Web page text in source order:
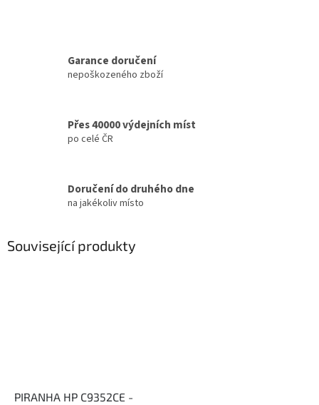
Garance doručení
nepoškozeného zboží
Přes 40000 výdejních míst
po celé ČR
Doručení do druhého dne
na jakékoliv místo
Související produkty
PIRANHA HP C9352CE -